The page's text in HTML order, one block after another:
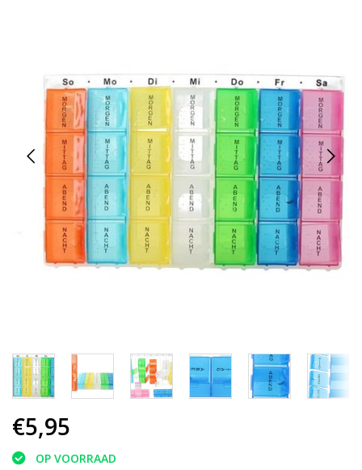
€5,95
OP VOORRAAD